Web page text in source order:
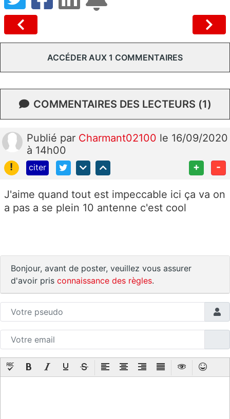
ACCÉDER AUX 1 COMMENTAIRES
COMMENTAIRES DES LECTEURS (1)
Publié par Charmant02100 le 16/09/2020
à 14h00
!
citer + -
J'aime quand tout est impeccable ici ça va on
a pas a se plein 10 antenne c'est cool
Bonjour, avant de poster, veuillez vous assurer
d'avoir pris connaissance des règles.